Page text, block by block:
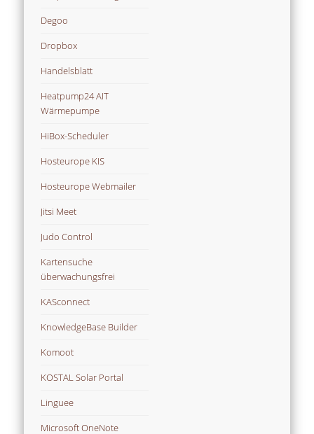
Degoo
Dropbox
Handelsblatt
Heatpump24 AIT
Wärmepumpe
HiBox-Scheduler
Hosteurope KIS
Hosteurope Webmailer
Jitsi Meet
Judo Control
Kartensuche
überwachungsfrei
KASconnect
KnowledgeBase Builder
Komoot
KOSTAL Solar Portal
Linguee
Microsoft OneNote